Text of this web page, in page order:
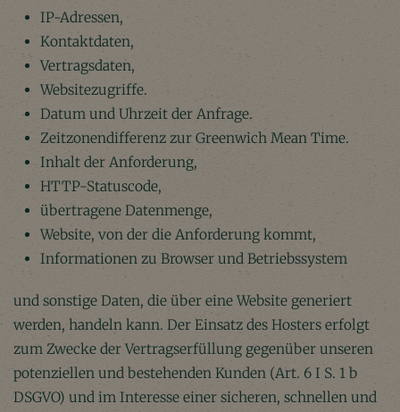
IP-Adressen,
Kontaktdaten,
Vertragsdaten,
Websitezugriffe.
Datum und Uhrzeit der Anfrage.
Zeitzonendifferenz zur Greenwich Mean Time.
Inhalt der Anforderung,
HTTP-Statuscode,
übertragene Datenmenge,
Website, von der die Anforderung kommt,
Informationen zu Browser und Betriebssystem
und sonstige Daten, die über eine Website generiert
werden, handeln kann. Der Einsatz des Hosters erfolgt
zum Zwecke der Vertragserfüllung gegenüber unseren
potenziellen und bestehenden Kunden (Art. 6 I S. 1 b
DSGVO) und im Interesse einer sicheren, schnellen und